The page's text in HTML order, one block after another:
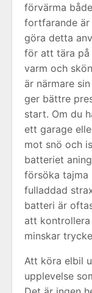
förvärma
fortfarande är
göra detta
för att tära på
varm och
är närmare
ger bättre
start. Om du
ett garage
mot snö och
batteriet
försöka tajma
fulladdad
batteri är
att
minskar
Att köra elbil
upplevelse